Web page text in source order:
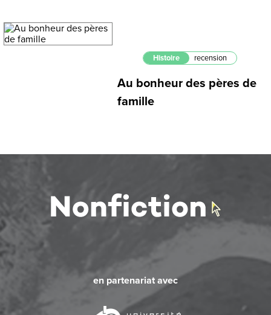
Histoire recension
Au bonheur des pères de
famille
en partenariat avec